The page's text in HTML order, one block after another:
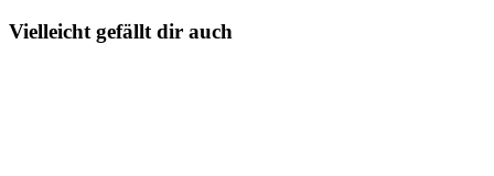
Vielleicht gefällt dir auch